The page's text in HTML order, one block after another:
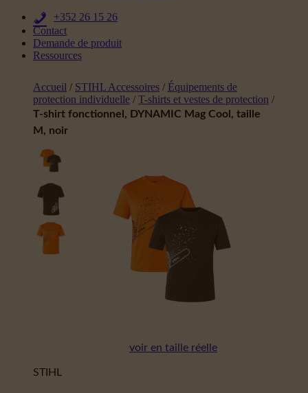
+352 26 15 26
Contact
Demande de produit
Ressources
Accueil / STIHL Accessoires / Équipements de
protection individuelle / T-shirts et vestes de protection /
T-shirt fonctionnel, DYNAMIC Mag Cool, taille
M, noir
voir en taille réelle
STIHL